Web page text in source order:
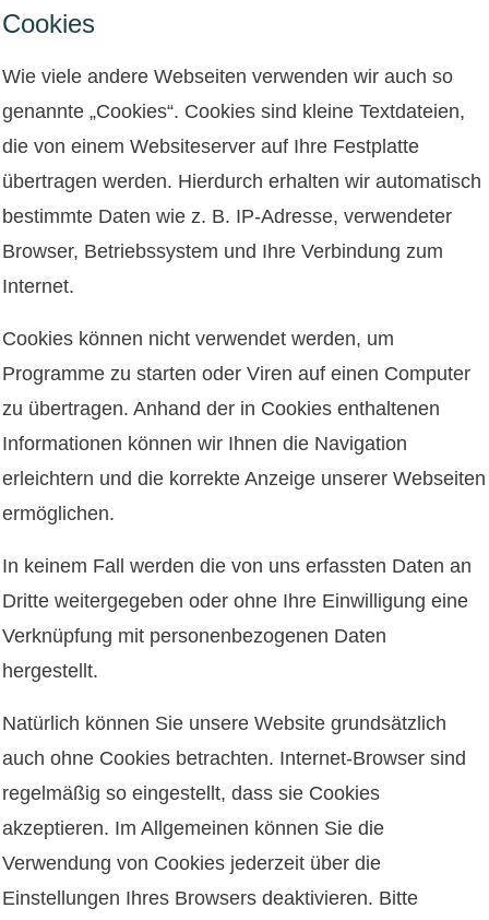
Cookies
Wie viele andere Webseiten verwenden wir auch so
genannte „Cookies“. Cookies sind kleine Textdateien,
die von einem Websiteserver auf Ihre Festplatte
übertragen werden. Hierdurch erhalten wir automatisch
bestimmte Daten wie z. B. IP-Adresse, verwendeter
Browser, Betriebssystem und Ihre Verbindung zum
Internet.
Cookies können nicht verwendet werden, um
Programme zu starten oder Viren auf einen Computer
zu übertragen. Anhand der in Cookies enthaltenen
Informationen können wir Ihnen die Navigation
erleichtern und die korrekte Anzeige unserer Webseiten
ermöglichen.
In keinem Fall werden die von uns erfassten Daten an
Dritte weitergegeben oder ohne Ihre Einwilligung eine
Verknüpfung mit personenbezogenen Daten
hergestellt.
Natürlich können Sie unsere Website grundsätzlich
auch ohne Cookies betrachten. Internet-Browser sind
regelmäßig so eingestellt, dass sie Cookies
akzeptieren. Im Allgemeinen können Sie die
Verwendung von Cookies jederzeit über die
Einstellungen Ihres Browsers deaktivieren. Bitte